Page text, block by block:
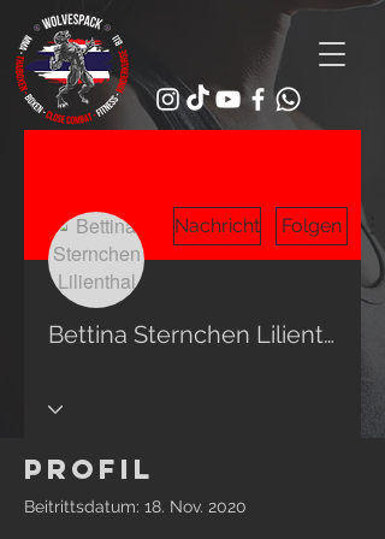
Nachricht Folgen
Bettina Sternchen Lilienthal
Profil
Beitrittsdatum: 18. Nov. 2020